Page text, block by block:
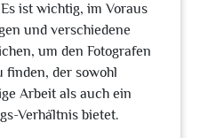
ist wichtig, im Voraus
und verschiedene
um den Fotografen
finden, der sowohl
Arbeit als auch ein
Verhältnis bietet.